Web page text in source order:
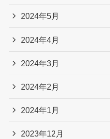
2024年5月
2024年4月
2024年3月
2024年2月
2024年1月
2023年12月